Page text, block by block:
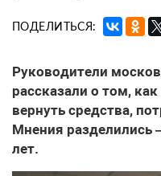
ПОДЕЛИТЬСЯ:
Руководители
рассказали о том,
вернуть средства,
Мнения разделились
лет.